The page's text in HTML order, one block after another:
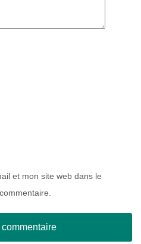
et mon site web dans le